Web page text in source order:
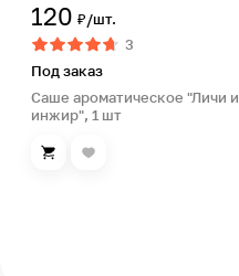
120 ₽/шт.
3
Под заказ
Саше ароматическое "Личи и
инжир", 1 шт